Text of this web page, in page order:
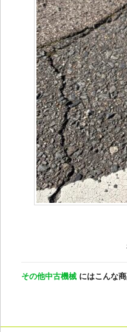
その他中古機械 にはこんな